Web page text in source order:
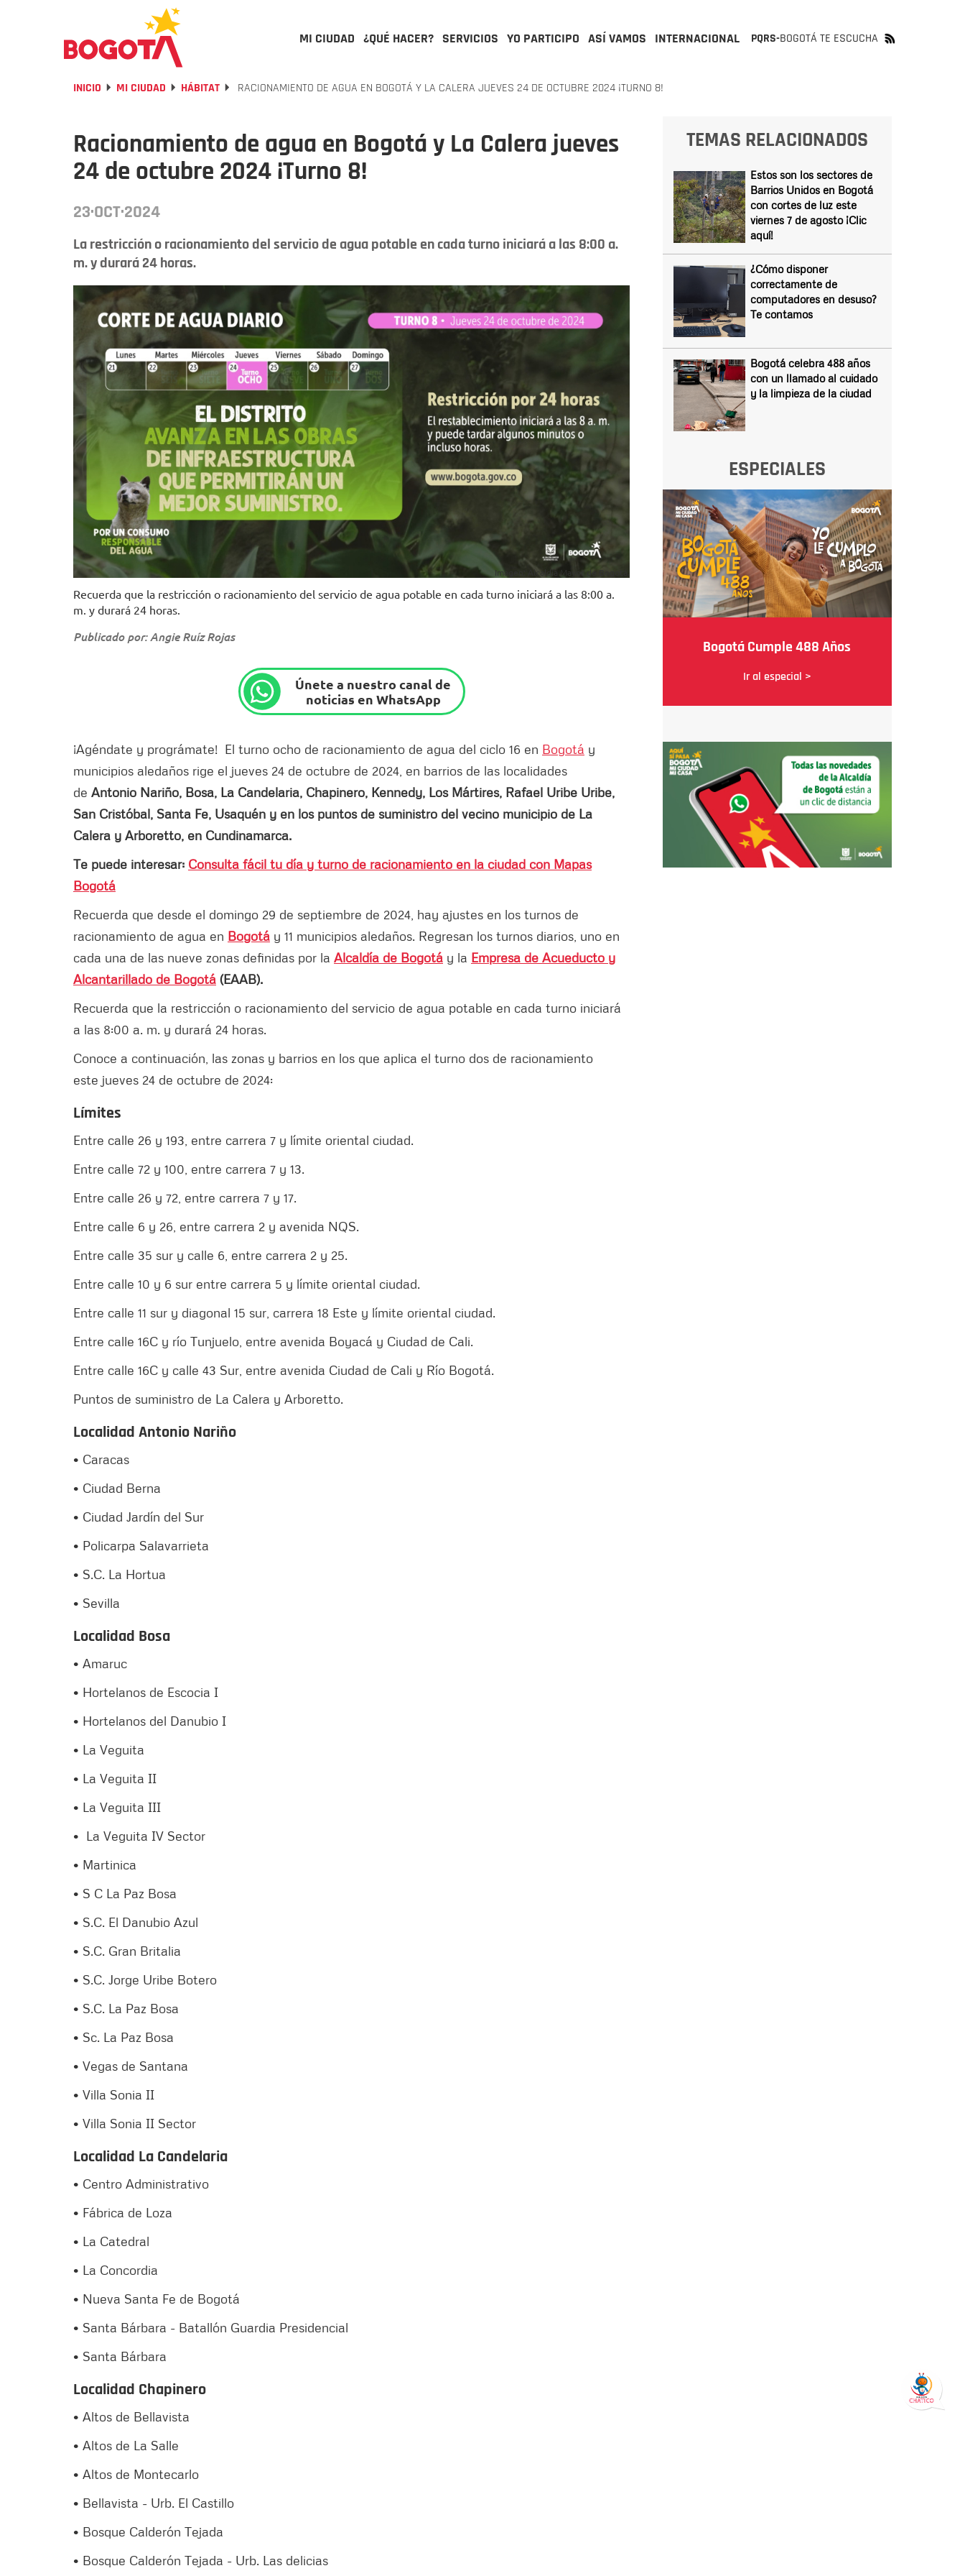
MI CIUDAD ¿QUÉ HACER? SERVICIOS YO PARTICIPO ASÍ VAMOS INTERNACIONAL PQRS-BOGOTÁ TE ESCUCHA
INICIO MI CIUDAD HÁBITAT RACIONAMIENTO DE AGUA EN BOGOTÁ Y LA CALERA JUEVES 24 DE OCTUBRE 2024 ¡TURNO 8!
Racionamiento de agua en Bogotá y La Calera jueves
24 de octubre 2024 ¡Turno 8!
23·OCT·2024
La restricción o racionamiento del servicio de agua potable en cada turno iniciará a las 8:00 a.
m. y durará 24 horas.
Imagen: Alcaldía Mayor de Bogotá.
Recuerda que la restricción o racionamiento del servicio de agua potable en cada turno iniciará a las 8:00 a.
m. y durará 24 horas.
Publicado por: Angie Ruíz Rojas
Únete a nuestro canal de
noticias en WhatsApp
¡Agéndate y prográmate! El turno ocho de racionamiento de agua del ciclo 16 en Bogotá y
municipios aledaños rige el jueves 24 de octubre de 2024, en barrios de las localidades
de Antonio Nariño, Bosa, La Candelaria, Chapinero, Kennedy, Los Mártires, Rafael Uribe Uribe,
San Cristóbal, Santa Fe, Usaquén y en los puntos de suministro del vecino municipio de La
Calera y Arboretto, en Cundinamarca.
Te puede interesar: Consulta fácil tu día y turno de racionamiento en la ciudad con Mapas
Bogotá
Recuerda que desde el domingo 29 de septiembre de 2024, hay ajustes en los turnos de
racionamiento de agua en Bogotá y 11 municipios aledaños. Regresan los turnos diarios, uno en
cada una de las nueve zonas definidas por la Alcaldía de Bogotá y la Empresa de Acueducto y
Alcantarillado de Bogotá (EAAB).
Recuerda que la restricción o racionamiento del servicio de agua potable en cada turno iniciará
a las 8:00 a. m. y durará 24 horas.
Conoce a continuación, las zonas y barrios en los que aplica el turno dos de racionamiento
este jueves 24 de octubre de 2024:
Límites
Entre calle 26 y 193, entre carrera 7 y límite oriental ciudad.
Entre calle 72 y 100, entre carrera 7 y 13.
Entre calle 26 y 72, entre carrera 7 y 17.
Entre calle 6 y 26, entre carrera 2 y avenida NQS.
Entre calle 35 sur y calle 6, entre carrera 2 y 25.
Entre calle 10 y 6 sur entre carrera 5 y límite oriental ciudad.
Entre calle 11 sur y diagonal 15 sur, carrera 18 Este y límite oriental ciudad.
Entre calle 16C y río Tunjuelo, entre avenida Boyacá y Ciudad de Cali.
Entre calle 16C y calle 43 Sur, entre avenida Ciudad de Cali y Río Bogotá.
Puntos de suministro de La Calera y Arboretto.
Localidad Antonio Nariño
• Caracas
• Ciudad Berna
• Ciudad Jardín del Sur
• Policarpa Salavarrieta
• S.C. La Hortua
• Sevilla
Localidad Bosa
• Amaruc
• Hortelanos de Escocia I
• Hortelanos del Danubio I
• La Veguita
• La Veguita II
• La Veguita III
• La Veguita IV Sector
• Martinica
• S C La Paz Bosa
• S.C. El Danubio Azul
• S.C. Gran Britalia
• S.C. Jorge Uribe Botero
• S.C. La Paz Bosa
• Sc. La Paz Bosa
• Vegas de Santana
• Villa Sonia II
• Villa Sonia II Sector
Localidad La Candelaria
• Centro Administrativo
• Fábrica de Loza
• La Catedral
• La Concordia
• Nueva Santa Fe de Bogotá
• Santa Bárbara - Batallón Guardia Presidencial
• Santa Bárbara
Localidad Chapinero
• Altos de Bellavista
• Altos de La Salle
• Altos de Montecarlo
• Bellavista - Urb. El Castillo
• Bosque Calderón Tejada
• Bosque Calderón Tejada - Urb. Las delicias
TEMAS RELACIONADOS
Estos son los sectores de
Barrios Unidos en Bogotá
con cortes de luz este
viernes 7 de agosto ¡Clic
aquí!
¿Cómo disponer
correctamente de
computadores en desuso?
Te contamos
Bogotá celebra 488 años
con un llamado al cuidado
y la limpieza de la ciudad
ESPECIALES
Bogotá Cumple 488 Años
Ir al especial >